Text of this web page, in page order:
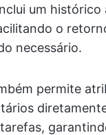
um histórico
o
necessário.
permite